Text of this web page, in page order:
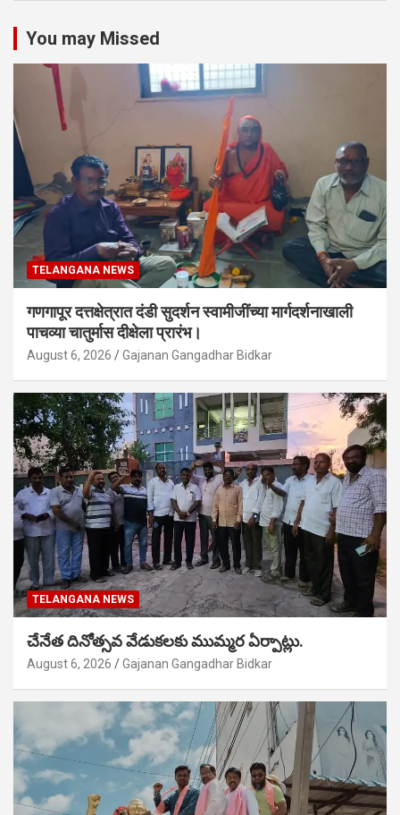
You may Missed
TELANGANA NEWS
गणगापूर दत्तक्षेत्रात दंडी सुदर्शन स्वामीजींच्या मार्गदर्शनाखाली
पाचव्या चातुर्मास दीक्षेला प्रारंभ।
August 6, 2026 Gajanan Gangadhar Bidkar
TELANGANA NEWS
చేనేత దినోత్సవ వేడుకలకు ముమ్మర ఏర్పాట్లు.
August 6, 2026 Gajanan Gangadhar Bidkar